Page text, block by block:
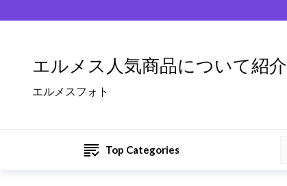
エルメス人気商品について紹介
エルメスフォト
Top Categories